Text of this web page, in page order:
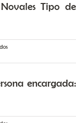
Tipo de
en
Río
encargada: